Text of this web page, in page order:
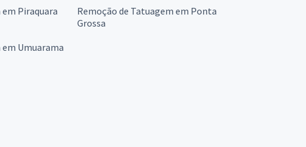
Piraquara
Remoção de Tatuagem em Ponta
Grossa
Umuarama